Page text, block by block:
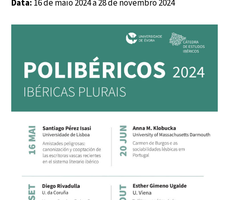
Data: 16 de maio 2024 a 28 de novembro 2024